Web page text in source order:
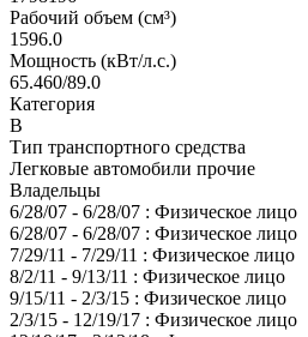
Рабочий объем (см³)
1596.0
Мощность (кВт/л.с.)
65.460/89.0
Категория
В
Тип транспортного средства
Легковые автомобили прочие
Владельцы
6/28/07 - 6/28/07 : Физическое лицо
6/28/07 - 6/28/07 : Физическое лицо
7/29/11 - 7/29/11 : Физическое лицо
8/2/11 - 9/13/11 : Физическое лицо
9/15/11 - 2/3/15 : Физическое лицо
2/3/15 - 12/19/17 : Физическое лицо